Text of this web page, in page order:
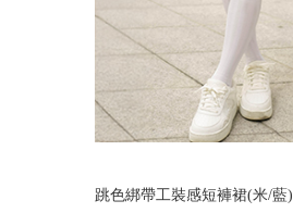
跳色綁帶工裝感短褲裙(米/藍)